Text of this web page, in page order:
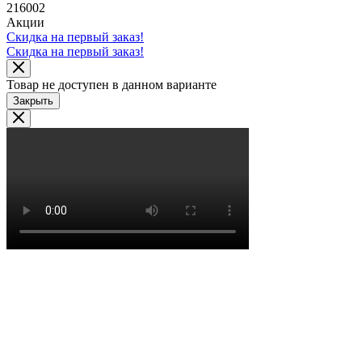
216002
Акции
Скидка на первый заказ!
Скидка на первый заказ!
Товар не доступен в данном варианте
Закрыть